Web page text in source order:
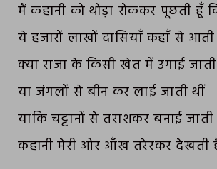
मैं कहानी को थोड़ा रोककर पूछती हूँ
ये हजारों लाखों दासियाँ कहाँ से आती
क्या राजा के किसी खेत में उगाई
या जंगलों से बीन कर लाई जाती थीं
याकि चट्टानों से तराशकर बनाई जाती
कहानी मेरी ओर आँख तरेरकर देखती